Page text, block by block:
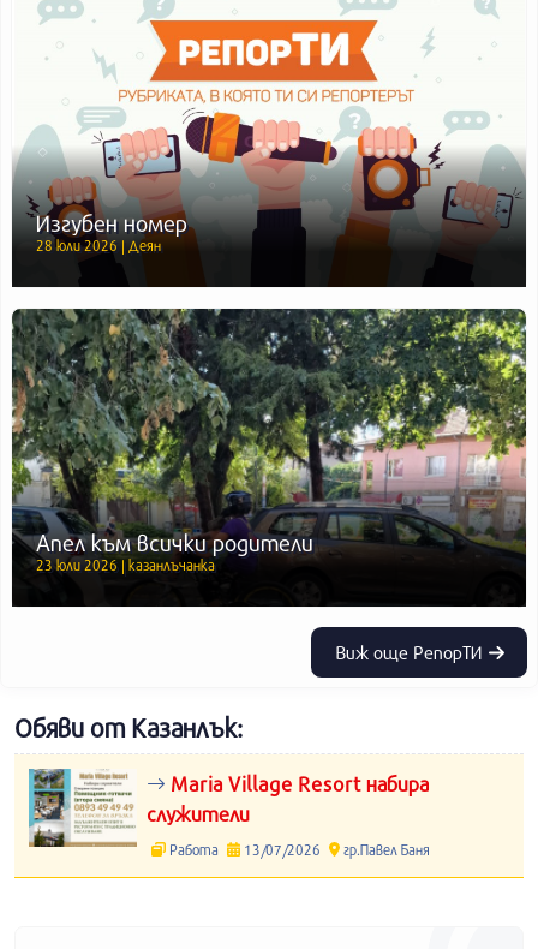
Изгубен номер
28 юли 2026 | Деян
Апел към всички родители
23 юли 2026 | казанлъчанка
Виж още РепорТИ
Обяви от Казанлък:
Maria Village Resort набира
служители
Работа 13/07/2026 гр.Павел Баня